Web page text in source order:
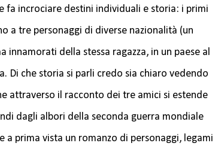
fa incrociare destini individuali e storia: i primi
a tre personaggi di diverse nazionalità (un
innamorati della stessa ragazza, in un paese al
Di che storia si parli credo sia chiaro vedendo
attraverso il racconto dei tre amici si estende
dagli albori della seconda guerra mondiale
a prima vista un romanzo di personaggi, legami